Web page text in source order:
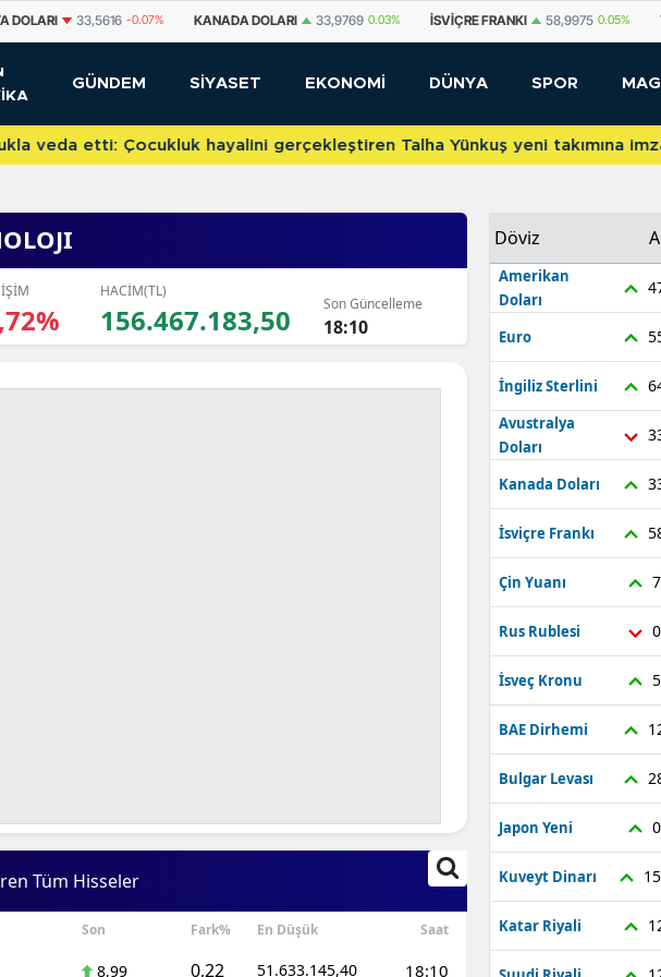
KANADA DOLARI 33,9769 0.03% İSVIÇRE FRANKI 58,9975 0.05% YUAN OFFSHORE 7,0557
GÜNDEM SİYASET EKONOMİ DÜNYA SPOR
veda etti: Çocukluk hayalini gerçekleştiren Talha Yünkuş yeni takımına imzayı
HACİM(TL)
156.467.183,50 Son Güncelleme
18:10
Tüm Hisseler
Son Fark% En Düşük Saat
8,99 0,22 51.633.145,40 18:10
Döviz
Amerikan
Doları
Euro
İngiliz Sterlini
Avustralya
Doları
Kanada Doları
İsviçre Frankı
Çin Yuanı
Rus Rublesi
İsveç Kronu
BAE Dirhemi
Bulgar Levası
Japon Yeni
Kuveyt Dinarı
Katar Riyali